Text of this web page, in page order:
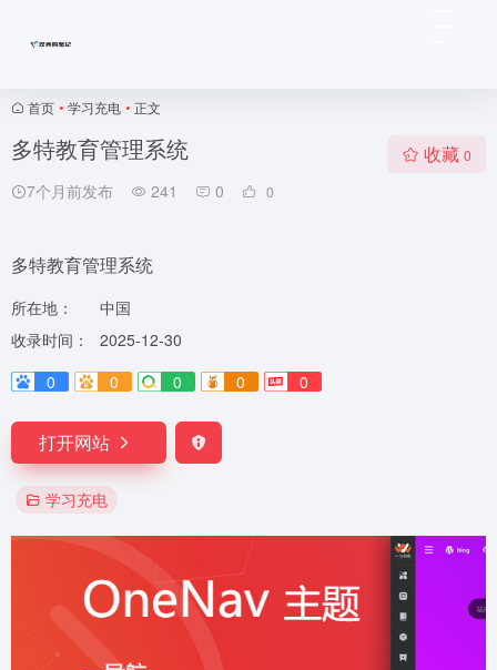
首页 • 学习充电 • 正文
多特教育管理系统
7个月前发布 241 0 0
收藏 0
多特教育管理系统
所在地：
中国
收录时间：
2025-12-30
0
0 0 0 0
打开网站
学习充电